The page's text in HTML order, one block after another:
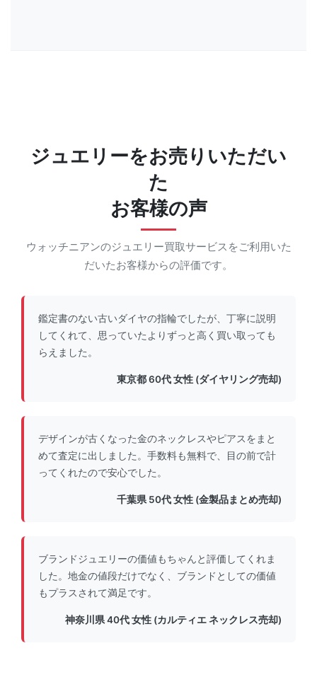
ジュエリーをお売りいただい
た
お客様の声
ウォッチニアンのジュエリー買取サービスをご利用いた
だいたお客様からの評価です。
鑑定書のない古いダイヤの指輪でしたが、丁寧に説明
してくれて、思っていたよりずっと高く買い取っても
らえました。
東京都 60代 女性 (ダイヤリング売却)
デザインが古くなった金のネックレスやピアスをまと
めて査定に出しました。手数料も無料で、目の前で計
ってくれたので安心でした。
千葉県 50代 女性 (金製品まとめ売却)
ブランドジュエリーの価値もちゃんと評価してくれま
した。地金の値段だけでなく、ブランドとしての価値
もプラスされて満足です。
神奈川県 40代 女性 (カルティエ ネックレス売却)